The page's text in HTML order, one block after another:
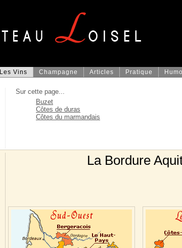
Les Vins Champagne Articles Pratique
Sur cette page...
Buzet
Côtes de duras
Côtes du marmandais
La Bordure